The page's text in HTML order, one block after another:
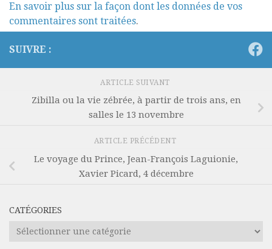
En savoir plus sur la façon dont les données de vos
commentaires sont traitées.
SUIVRE :
ARTICLE SUIVANT
Zibilla ou la vie zébrée, à partir de trois ans, en
salles le 13 novembre
ARTICLE PRÉCÉDENT
Le voyage du Prince, Jean-François Laguionie,
Xavier Picard, 4 décembre
CATÉGORIES
Catégories